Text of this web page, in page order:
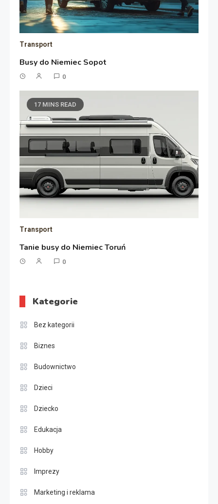
Transport
Busy do Niemiec Sopot
0
17 MINS READ
Transport
Tanie busy do Niemiec Toruń
0
Kategorie
Bez kategorii
Biznes
Budownictwo
Dzieci
Dziecko
Edukacja
Hobby
Imprezy
Marketing i reklama